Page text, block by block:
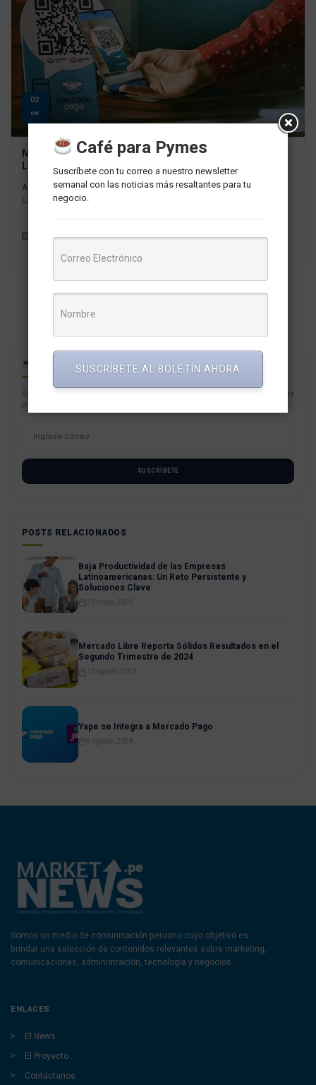
02
MAY
Mercado Pago mejora su solución en ecommerce para
Latinoamérica al unirse al Salesforce
A partir de ahora, los minoristas de Perú y otros países de
Latinoamérica, como Colombia, Argentina, México, Chila y Brasil,...
Herramientas y Tecnología Redaccion MarketNews
CAFÉ PARA PYMES
Suscríbete con tu correo a nuestro newsletter semanal con las noticias
más resaltantes para tu negocio.
SUSCRÍBETE
POSTS RELACIONADOS
Baja Productividad de las Empresas
Latinoamericanas: Un Reto Persistente y
Soluciones Clave
29 mayo, 2025
Mercado Libre Reporta Sólidos Resultados en el
Segundo Trimestre de 2024
12 agosto, 2024
Yape se Integra a Mercado Pago
8 agosto, 2024
Somos un medio de comunicación peruano cuyo objetivo es
brindar una selección de contenidos relevantes sobre marketing,
comunicaciones, administración, tecnología y negocios.
ENLACES
El News
El Proyecto
Contáctanos
Café para Pymes
Suscríbete con tu correo a nuestro newsletter
semanal con las noticias más resaltantes para tu
negocio.
SUSCRÍBETE AL BOLETÍN AHORA